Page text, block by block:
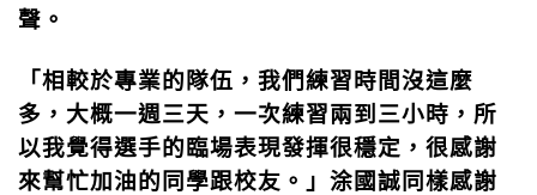
聲。
「相較於專業的隊伍，我們練習時間沒這麼
多，大概一週三天，一次練習兩到三小時，所
以我覺得選手的臨場表現發揮很穩定，很感謝
來幫忙加油的同學跟校友。」涂國誠同樣感謝